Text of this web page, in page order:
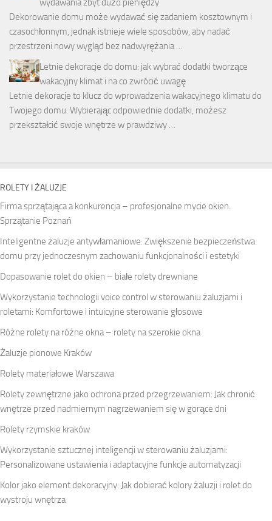
Dekorowanie domu może wydawać się zadaniem kosztownym i
czasochłonnym, jednak istnieje wiele sposobów, aby nadać
przestrzeni nowy wygląd bez nadwyrężania …
Letnie dekoracje do domu: jak wybrać dodatki tworzące
wakacyjny klimat i na co zwrócić uwagę
Letnie dekoracje to klucz do wprowadzenia wakacyjnego klimatu do
Twojego domu. Wybierając odpowiednie dodatki, możesz
przekształcić swoje wnętrze w prawdziwy …
ROLETY I ŻALUZJE
Firma sprzątająca a konkurencja – profesjonalne mycie okien.
Sprzątanie Poznań
Inteligentne żaluzje antywłamaniowe: Zwiększenie bezpieczeństwa
domu przy jednoczesnym zachowaniu funkcjonalności i estetyki
Dopasowanie rolet do okien – białe rolety drewniane
Wykorzystanie technologii voice control w sterowaniu żaluzjami i
roletami: Komfortowe i intuicyjne sterowanie głosowe
Różne rolety na różne okna – rolety na szerokie okna
Żaluzje pionowe Kraków
Rolety materiałowe Warszawa
Rolety zewnętrzne jako ochrona przed przegrzewaniem: Jak chronić
wnętrze przed nadmiernym nagrzewaniem się w gorące dni
Rolety rzymskie kraków
Wykorzystanie sztucznej inteligencji w sterowaniu żaluzjami:
Personalizowane ustawienia i adaptacyjne funkcje automatyzacji
Kolor jako element dekoracyjny: Jak dobierać kolory żaluzji i rolet do
wystroju wnętrza